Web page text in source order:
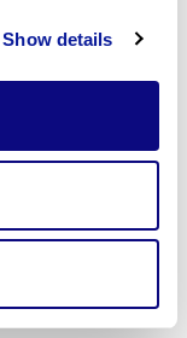
Show details